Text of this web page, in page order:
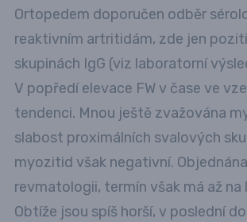
Ortopedem doporučen odběr
reaktivním artritidám, zde jen
skupinách IgG (viz laboratorní
V popředí elevace FW v čase ve
tendenci. Mnou ještě zvažována
slabost proximálních svalových
myozitid však negativní.
revmatologii, termín však má až na
Obtíže jsou spíš horší, v poslední